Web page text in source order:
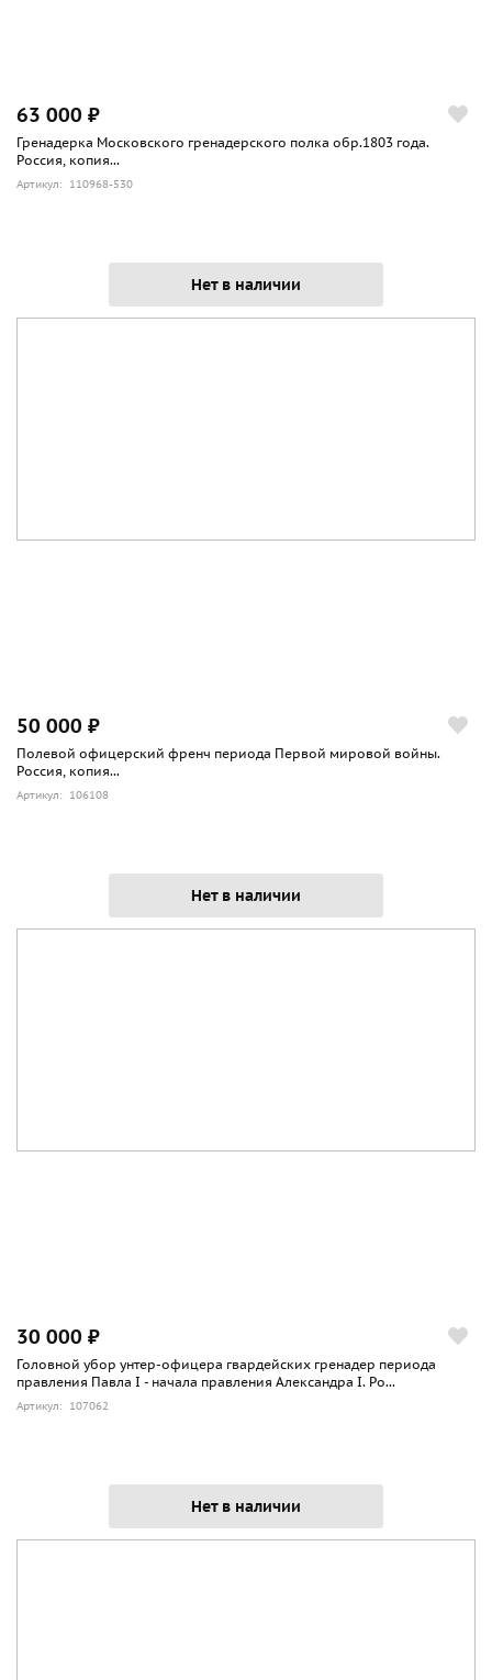
63 000 ₽
Гренадерка Московского гренадерского полка обр.1803 года.
Россия, копия...
Артикул: 110968-530
Нет в наличии
50 000 ₽
Полевой офицерский френч периода Первой мировой войны.
Россия, копия...
Артикул: 106108
Нет в наличии
30 000 ₽
Головной убор унтер-офицера гвардейских гренадер периода
правления Павла I - начала правления Александра I. Ро...
Артикул: 107062
Нет в наличии